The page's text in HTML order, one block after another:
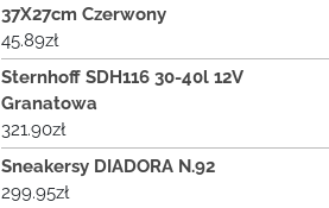
37X27cm Czerwony
45.89zł
Sternhoff SDH116 30-40l 12V
Granatowa
321.90zł
Sneakersy DIADORA N.92
299.95zł